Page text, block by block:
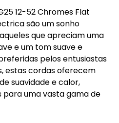
12-52 Chromes Flat
são um sonho
que apreciam uma
e um tom suave e
pelos entusiastas
estas cordas oferecem
suavidade e calor,
uma vasta gama de